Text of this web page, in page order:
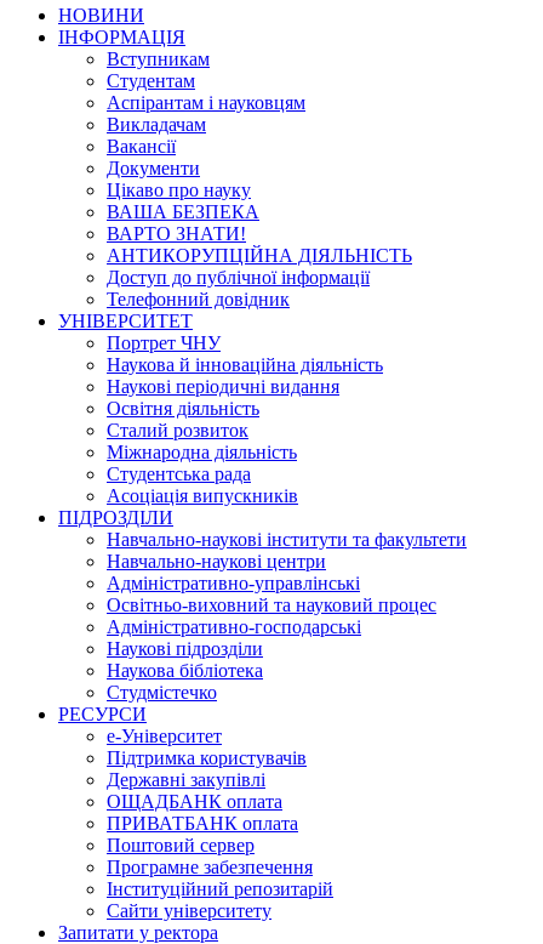
НОВИНИ
ІНФОРМАЦІЯ
Вступникам
Студентам
Аспірантам і науковцям
Викладачам
Вакансії
Документи
Цікаво про науку
ВАША БЕЗПЕКА
ВАРТО ЗНАТИ!
АНТИКОРУПЦІЙНА ДІЯЛЬНІСТЬ
Доступ до публічної інформації
Телефонний довідник
УНІВЕРСИТЕТ
Портрет ЧНУ
Наукова й інноваційна діяльність
Наукові періодичні видання
Освітня діяльність
Сталий розвиток
Міжнародна діяльність
Студентська рада
Асоціація випускників
ПІДРОЗДІЛИ
Навчально-наукові інститути та факультети
Навчально-наукові центри
Адміністративно-управлінські
Освітньо-виховний та науковий процес
Адміністративно-господарські
Наукові підрозділи
Наукова бібліотека
Студмістечко
РЕСУРСИ
е-Університет
Підтримка користувачів
Державні закупівлі
ОЩАДБАНК оплата
ПРИВАТБАНК оплата
Поштовий сервер
Програмне забезпечення
Інституційний репозитарій
Сайти університету
Запитати у ректора